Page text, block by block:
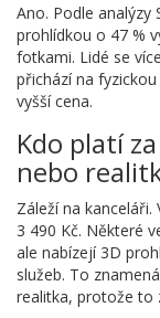
Ano. Podle analýzy
prohlídkou o 47 %
fotkami. Lidé se
přichází na
vyšší cena.
Kdo platí
nebo
Záleží na
3 490 Kč. Některé
ale nabízejí 3D
služeb. To
realitka, protože to